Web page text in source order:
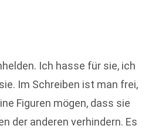
Ich hasse für sie, ich
Im Schreiben ist man frei,
Figuren mögen, dass sie
der anderen verhindern. Es